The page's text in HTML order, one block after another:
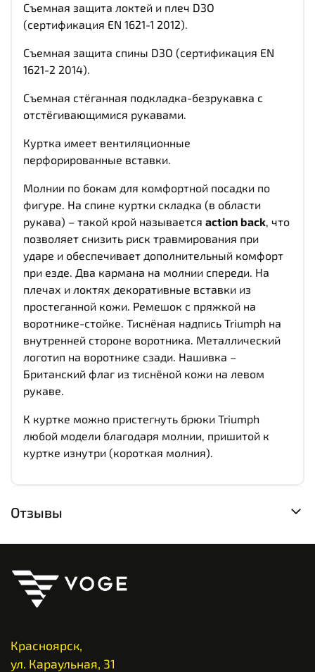
Съемная защита локтей и плеч D3O
(сертификация EN 1621-1 2012).
Съемная защита спины D3O (сертификация EN
1621-2 2014).
Съемная стёганная подкладка-безрукавка с
отстёгивающимися рукавами.
Куртка имеет вентиляционные
перфорированные вставки.
Молнии по бокам для комфортной посадки по
фигуре. На спине куртки складка (в области
рукава) – такой крой называется action back, что
позволяет снизить риск травмирования при
ударе и обеспечивает дополнительный комфорт
при езде. Два кармана на молнии спереди. На
плечах и локтях декоративные вставки из
простеганной кожи. Ремешок с пряжкой на
воротнике-стойке. Тиснёная надпись Triumph на
внутренней стороне воротника. Металлический
логотип на воротнике сзади. Нашивка –
Британский флаг из тиснёной кожи на левом
рукаве.
К куртке можно пристегнуть брюки Triumph
любой модели благодаря молнии, пришитой к
куртке изнутри (короткая молния).
Отзывы
Красноярск,
ул. Караульная, 31